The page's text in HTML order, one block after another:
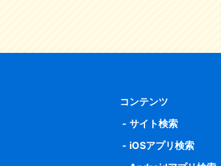
コンテンツ
サイト検索
iOSアプリ検索